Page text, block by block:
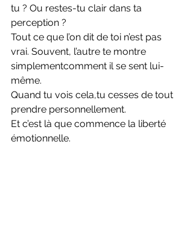
tu ? Ou restes-tu clair dans ta
perception ?
Tout ce que l’on dit de toi n’est pas
vrai. Souvent, l’autre te montre
simplementcomment il se sent lui-
même.
Quand tu vois cela,tu cesses de tout
prendre personnellement.
Et c’est là que commence la liberté
émotionnelle.